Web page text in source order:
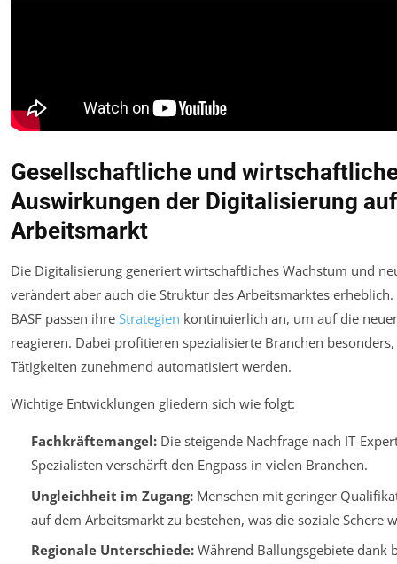
Gesellschaftliche und
Auswirkungen der Digitalisierung
Arbeitsmarkt
Die Digitalisierung generiert wirtschaftliches Wachstum und
verändert aber auch die Struktur des Arbeitsmarktes
BASF passen ihre Strategien kontinuierlich an, um auf die
reagieren. Dabei profitieren spezialisierte Branchen
Tätigkeiten zunehmend automatisiert werden.
Wichtige Entwicklungen gliedern sich wie folgt:
Fachkräftemangel:Die steigende Nachfrage nach IT-
Spezialisten verschärft den Engpass in vielen Branchen.
Ungleichheit im Zugang:Menschen mit geringer
auf dem Arbeitsmarkt zu bestehen, was die soziale Schere
Regionale Unterschiede:Während Ballungsgebiete dank